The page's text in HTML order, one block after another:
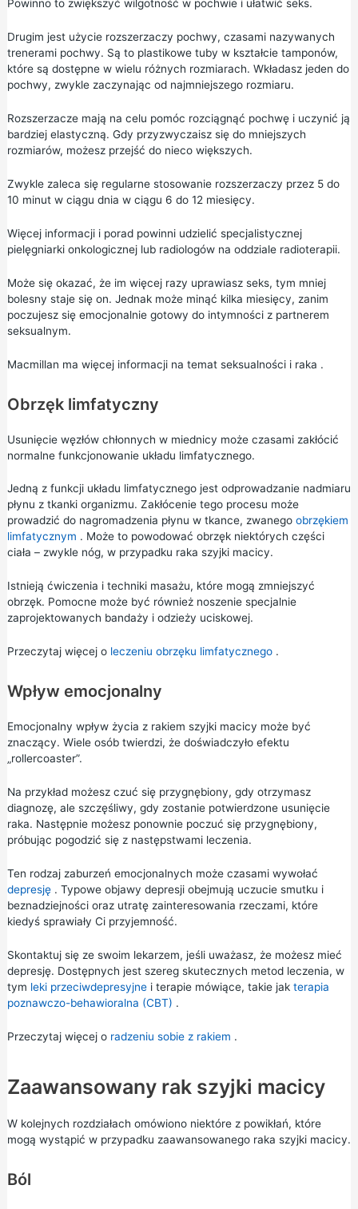
Powinno to zwiększyć wilgotność w pochwie i ułatwić seks.
Drugim jest użycie rozszerzaczy pochwy, czasami nazywanych
trenerami pochwy. Są to plastikowe tuby w kształcie tamponów,
które są dostępne w wielu różnych rozmiarach. Wkładasz jeden do
pochwy, zwykle zaczynając od najmniejszego rozmiaru.
Rozszerzacze mają na celu pomóc rozciągnąć pochwę i uczynić ją
bardziej elastyczną. Gdy przyzwyczaisz się do mniejszych
rozmiarów, możesz przejść do nieco większych.
Zwykle zaleca się regularne stosowanie rozszerzaczy przez 5 do
10 minut w ciągu dnia w ciągu 6 do 12 miesięcy.
Więcej informacji i porad powinni udzielić specjalistycznej
pielęgniarki onkologicznej lub radiologów na oddziale radioterapii.
Może się okazać, że im więcej razy uprawiasz seks, tym mniej
bolesny staje się on. Jednak może minąć kilka miesięcy, zanim
poczujesz się emocjonalnie gotowy do intymności z partnerem
seksualnym.
Macmillan ma więcej informacji na temat seksualności i raka .
Obrzęk limfatyczny
Usunięcie węzłów chłonnych w miednicy może czasami zakłócić
normalne funkcjonowanie układu limfatycznego.
Jedną z funkcji układu limfatycznego jest odprowadzanie nadmiaru
płynu z tkanki organizmu. Zakłócenie tego procesu może
prowadzić do nagromadzenia płynu w tkance, zwanego obrzękiem
limfatycznym . Może to powodować obrzęk niektórych części
ciała – zwykle nóg, w przypadku raka szyjki macicy.
Istnieją ćwiczenia i techniki masażu, które mogą zmniejszyć
obrzęk. Pomocne może być również noszenie specjalnie
zaprojektowanych bandaży i odzieży uciskowej.
Przeczytaj więcej o leczeniu obrzęku limfatycznego.
Wpływ emocjonalny
Emocjonalny wpływ życia z rakiem szyjki macicy może być
znaczący. Wiele osób twierdzi, że doświadczyło efektu
„rollercoaster”.
Na przykład możesz czuć się przygnębiony, gdy otrzymasz
diagnozę, ale szczęśliwy, gdy zostanie potwierdzone usunięcie
raka. Następnie możesz ponownie poczuć się przygnębiony,
próbując pogodzić się z następstwami leczenia.
Ten rodzaj zaburzeń emocjonalnych może czasami wywołać
depresję. Typowe objawy depresji obejmują uczucie smutku i
beznadziejności oraz utratę zainteresowania rzeczami, które
kiedyś sprawiały Ci przyjemność.
Skontaktuj się ze swoim lekarzem, jeśli uważasz, że możesz mieć
depresję. Dostępnych jest szereg skutecznych metod leczenia, w
tym leki przeciwdepresyjnei terapie mówiące, takie jak terapia
poznawczo-behawioralna (CBT) .
Przeczytaj więcej o radzeniu sobie z rakiem .
Zaawansowany rak szyjki macicy
W kolejnych rozdziałach omówiono niektóre z powikłań, które
mogą wystąpić w przypadku zaawansowanego raka szyjki macicy.
Ból